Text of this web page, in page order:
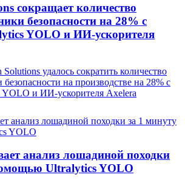
сокращает количество
безопасности на 28% с
YOLO и ИИ-ускорителя
удалось сократить количество
на производстве на 28% с
и ИИ-ускорителя Axelera
анализ лошадиной походки
Ultralytics YOLO